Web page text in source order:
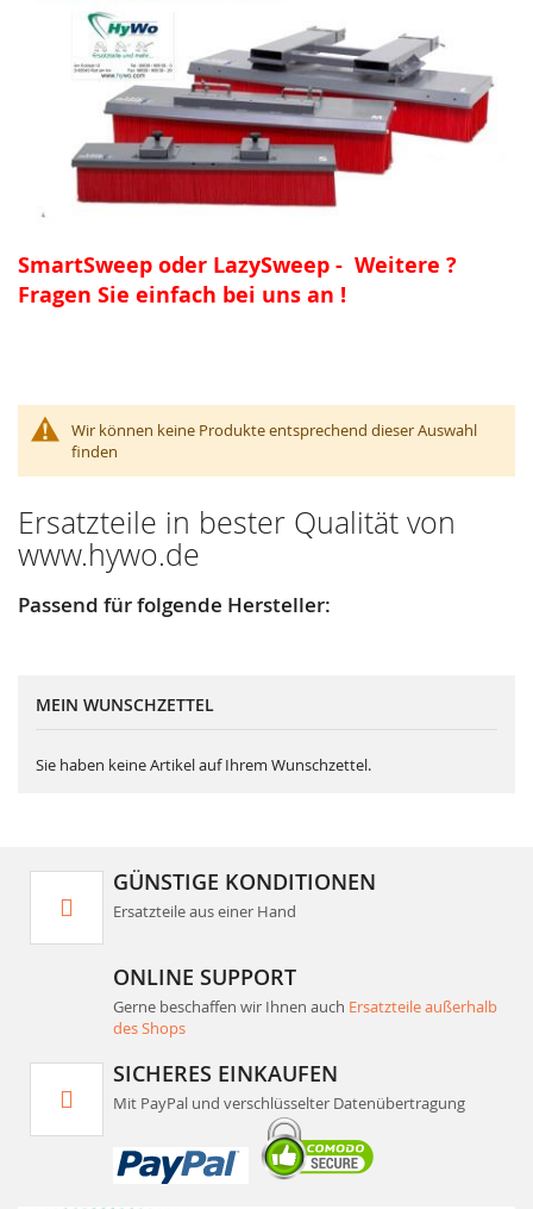
SmartSweep oder LazySweep - Weitere ?
Fragen Sie einfach bei uns an !
Wir können keine Produkte entsprechend dieser Auswahl
finden
Ersatzteile in bester Qualität von
www.hywo.de
Passend für folgende Hersteller:
MEIN WUNSCHZETTEL
Sie haben keine Artikel auf Ihrem Wunschzettel.
GÜNSTIGE KONDITIONEN
Ersatzteile aus einer Hand
ONLINE SUPPORT
Gerne beschaffen wir Ihnen auch Ersatzteile außerhalb
des Shops
SICHERES EINKAUFEN
Mit PayPal und verschlüsselter Datenübertragung